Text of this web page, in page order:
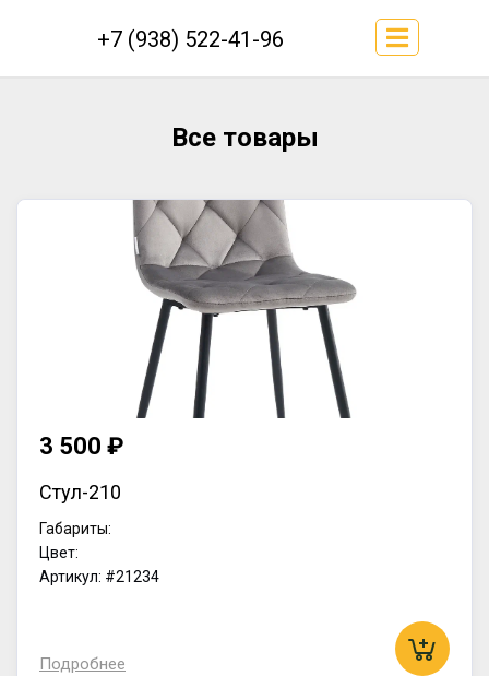
+7 (938) 522-41-96
Все товары
3 500 ₽
Стул-210
Габариты:
Цвет:
Артикул: #21234
Подробнее